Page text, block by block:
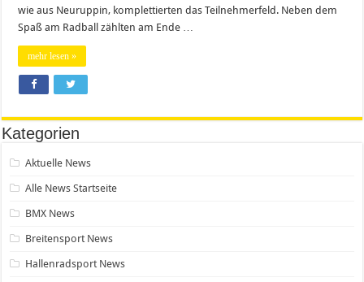
wie aus Neuruppin, komplettierten das Teilnehmerfeld. Neben dem
Spaß am Radball zählten am Ende …
mehr lesen »
Kategorien
Aktuelle News
Alle News Startseite
BMX News
Breitensport News
Hallenradsport News